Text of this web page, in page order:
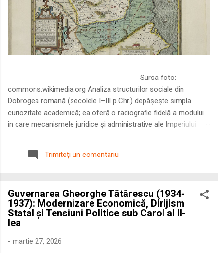
Sursa foto:
commons.wikimedia.org Analiza structurilor sociale din
Dobrogea romană (secolele I–III p.Chr.) depășește simpla
curiozitate academică; ea oferă o radiografie fidelă a modului
în care mecanismele juridice și administrative ale Imperiului
Într-o epocă în care prosperitatea excepțională a lumii romane
era susținută de o mobilitate socială dinamică și de o libertate
roman – în special a cetățenilor romani ( cives Romani ) în
țesutul urban și rural dobrogean – ne permite să măsurăm cu
precizie profunzimea și ritmul procesului de rom...
Trimiteți un comentariu
Guvernarea Gheorghe Tătărescu (1934-
1937): Modernizare Economică, Dirijism
Statal și Tensiuni Politice sub Carol al II-
lea
- martie 27, 2026